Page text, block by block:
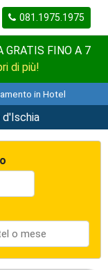
081.1975.1975
GRATIS FINO A 7
di più!
in Hotel